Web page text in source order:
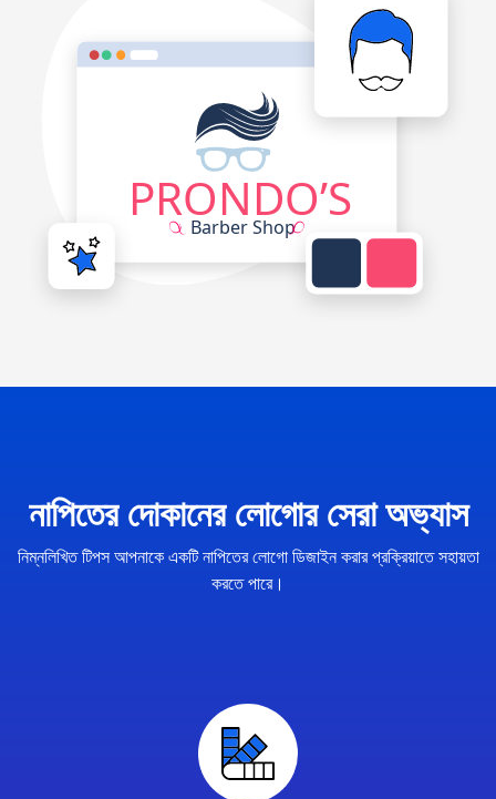
নাপিতের দোকানের লোগোর সেরা অভ্যাস
নিম্নলিখিত টিপস আপনাকে একটি নাপিতের লোগো ডিজাইন করার প্রক্রিয়াতে সহায়তা
করতে পারে।